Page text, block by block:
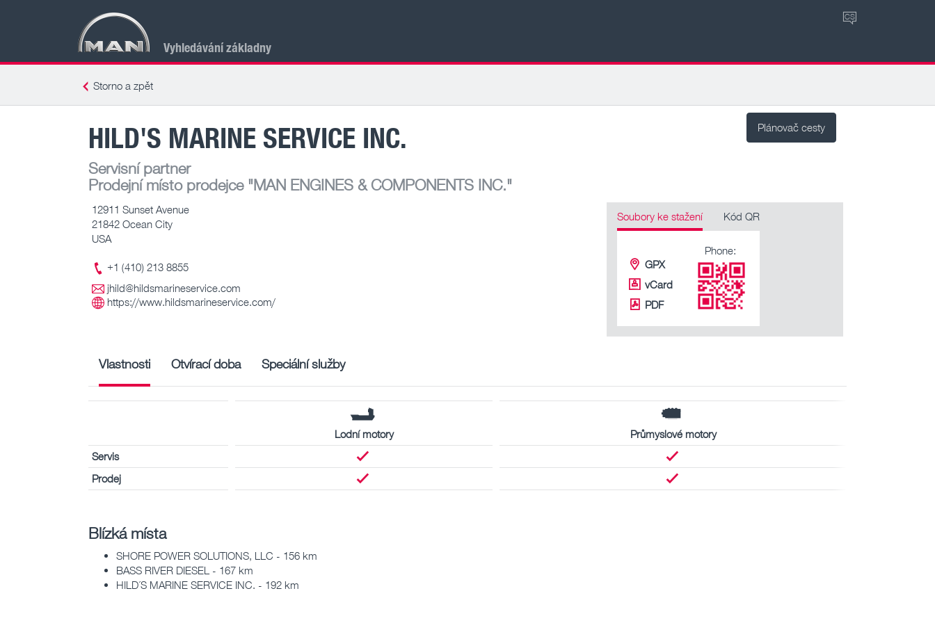
Vyhledávání základny
CS
Storno a zpět
Plánovač cesty
HILD'S MARINE SERVICE INC.
Servisní partner
Prodejní místo prodejce"MAN ENGINES & COMPONENTS INC."
12911 Sunset Avenue
21842 Ocean City
USA
+1 (410) 213 8855
jhild@hildsmarineservice.com
https://www.hildsmarineservice.com/
Soubory ke stažení Kód QR
GPX
vCard
PDF
Phone:
Vlastnosti Otvírací doba Speciální služby
Lodní motory
Průmyslové motory
Servis
Prodej
Blízká místa
SHORE POWER SOLUTIONS, LLC - 156 km
BASS RIVER DIESEL - 167 km
HILD´S MARINE SERVICE INC. - 192 km